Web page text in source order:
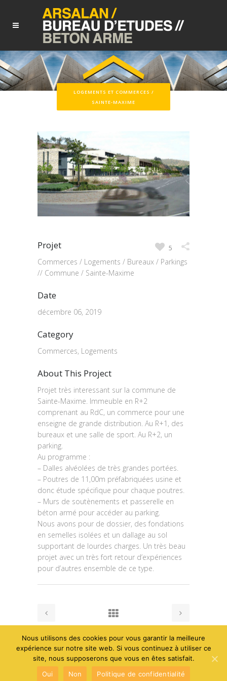
LOGEMENTS ET COMMERCES /
SAINTE-MAXIME
Projet
Commerces / Logements / Bureaux / Parkings
// Commune / Sainte-Maxime
Date
décembre 06, 2019
Category
Commerces, Logements
About This Project
Projet très interessant sur la commune de
Sainte-Maxime. Immeuble en R+2
comprenant au RdC, un commerce pour une
enseigne de grande distribution. Au R+1, des
bureaux et une salle de sport. Au R+2, un
parking.
Au programme :
– Dalles alvéolées de très grandes portées.
– Poutres de 11,00m préfabriquées usine et
donc étude spécifique pour chaque poutres.
– Murs de soutènements et passerelle en
béton armé pour accéder au parking.
Nous avons pour de dossier, des fondations
en semelles isolées et un dallage au sol
supportant de lourdes charges. Un très beau
projet avec un très fort retour d’expériences
pour d’autres ensemble de ce type.
5
© 2014 Leonard Arsalan - Tous droits réservés -Mentions
légales Web Design : Inooui
Nous utilisons des cookies pour vous garantir la meilleure
expérience sur notre site web. Si vous continuez à utiliser ce
site, nous supposerons que vous en êtes satisfait.
Oui
Non Politique de confidentialité